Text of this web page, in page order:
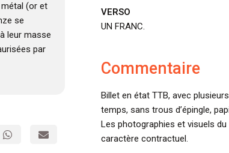
(or et
se
leur masse
par
VERSO
UN FRANC.
Commentaire
Billet en état TTB, avec
temps, sans trous d’épingle,
Les photographies et visuels
caractère contractuel.